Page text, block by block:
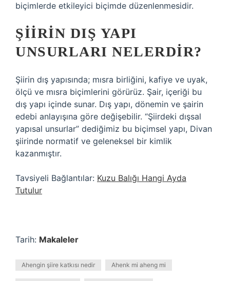
biçimlerde etkileyici biçimde düzenlenmesidir.
ŞIIRIN DIŞ YAPI
UNSURLARI NELERDIR?
Şiirin dış yapısında; mısra birliğini, kafiye ve uyak,
ölçü ve mısra biçimlerini görürüz. Şair, içeriği bu
dış yapı içinde sunar. Dış yapı, dönemin ve şairin
edebi anlayışına göre değişebilir. “Şiirdeki dışsal
yapısal unsurlar” dediğimiz bu biçimsel yapı, Divan
şiirinde normatif ve geleneksel bir kimlik
kazanmıştır.
Tavsiyeli Bağlantılar: Kuzu Balığı Hangi Ayda
Tutulur
Tarih: Makaleler
Ahengin şiire katkısı nedir Ahenk mi aheng mi